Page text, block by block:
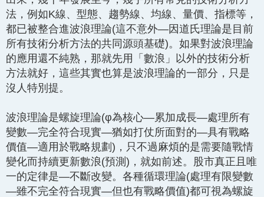
法，例如K線、型態、趨勢線、均線、量價、指標等，
都已被整合進波浪理論(這不意外—因道氏理論是目前
所有技術分析方法的共同源頭基礎)。如果對波浪理論
的應用還不純熟，那就先用「數浪」以外的技術分析
方法就好，這些其實也算是波浪理論的一部分，只是
沒人特別提。
波浪理論是螺旋理論(φ為核心—累加成長—處理所有
變數—完全符合現實—猶如打仗所面對的—具有戰略
價值—適用於戰略規劃)，只不過麻煩的是需要隨戰情
變化而持續更新數浪(預測)，就如前述。股市真正且唯
一的定律是—不斷改變。各種循環理論(處理有限變數
—雖不完全符合現實—但也有戰略價值)都可視為螺旋